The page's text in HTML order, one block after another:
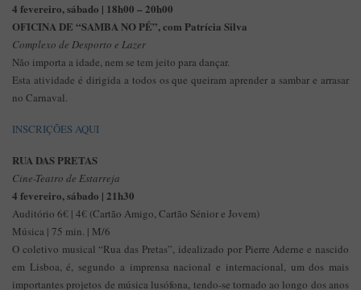
4 fevereiro, sábado | 18h00 – 20h00
OFICINA DE “SAMBA NO PÉ”, com Patrícia Silva
Complexo de Desporto e Lazer
Não importa a idade, nem se tem jeito para dançar.
Esta atividade é dirigida a todos os que queiram aprender a sambar e arrasar
no Carnaval.
INSCRIÇÕES AQUI
RUA DAS PRETAS
Cine-Teatro de Estarreja
4 fevereiro, sábado | 21h30
Auditório 6€ | 4€ (Cartão Amigo, Cartão Sénior e Jovem)
Música | 75 min. | M/6
O coletivo musical “Rua das Pretas”, idealizado por Pierre Aderne e nascido
em Lisboa, é, segundo a imprensa nacional e internacional, um dos mais
importantes projetos de música lusófona, tendo-se tornado ao longo dos anos